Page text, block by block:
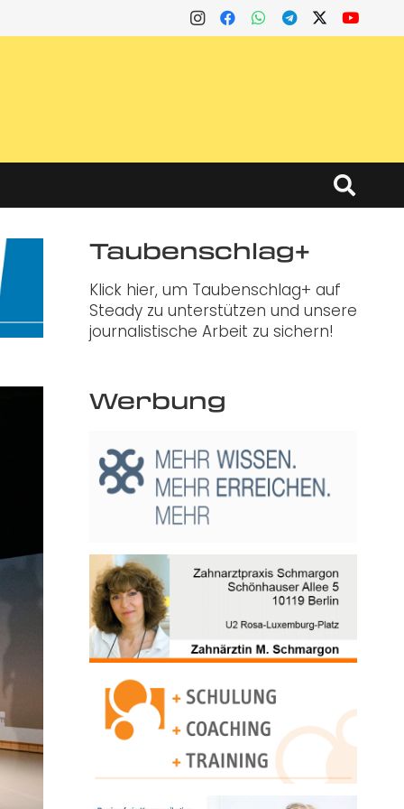
Taubenschlag+
Klick hier, um Taubenschlag+ auf
Steady zu unterstützen und unsere
journalistische Arbeit zu sichern!
Werbung